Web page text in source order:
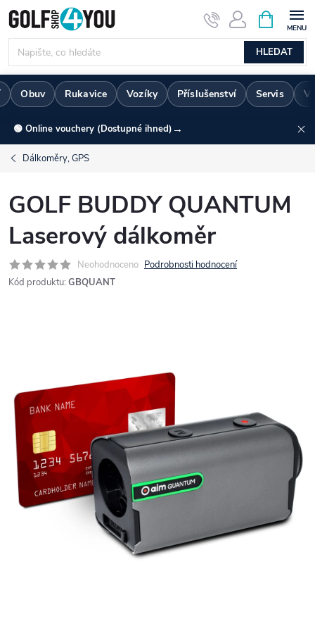
Přejít
na
obsah
HLEDAT
NÁKUPNÍ
KOŠÍK
Obuv Rukavice Vozíky Příslušenství Servis
🟢 Online vouchery (Dostupné ihned) →
Dálkoměry, GPS
GOLF BUDDY QUANTUM
Laserový dálkoměr
Neohodnoceno Podrobnosti hodnocení
Kód produktu: GBQUANT